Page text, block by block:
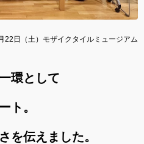
22日（土）モザイクタイルミュージアム
環として
ト。
を伝えました。